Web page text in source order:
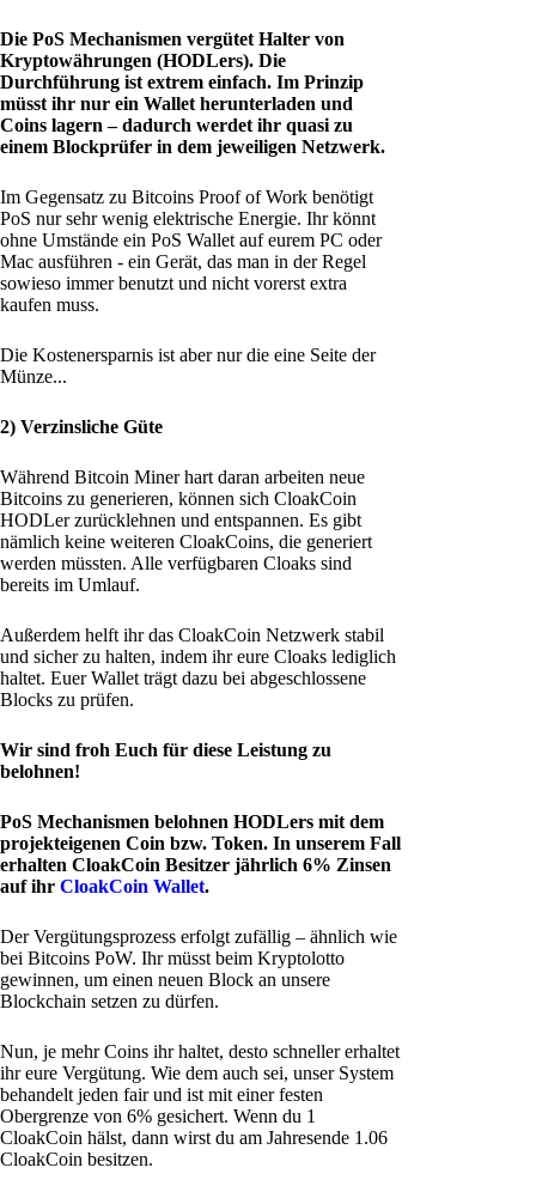
Die PoS Mechanismen vergütet Halter von
Kryptowährungen (HODLers). Die
Durchführung ist extrem einfach. Im Prinzip
müsst ihr nur ein Wallet herunterladen und
Coins lagern – dadurch werdet ihr quasi zu
einem Blockprüfer in dem jeweiligen Netzwerk.
Im Gegensatz zu Bitcoins Proof of Work benötigt
PoS nur sehr wenig elektrische Energie. Ihr könnt
ohne Umstände ein PoS Wallet auf eurem PC oder
Mac ausführen - ein Gerät, das man in der Regel
sowieso immer benutzt und nicht vorerst extra
kaufen muss.
Die Kostenersparnis ist aber nur die eine Seite der
Münze...
2) Verzinsliche Güte
Während Bitcoin Miner hart daran arbeiten neue
Bitcoins zu generieren, können sich CloakCoin
HODLer zurücklehnen und entspannen. Es gibt
nämlich keine weiteren CloakCoins, die generiert
werden müssten. Alle verfügbaren Cloaks sind
bereits im Umlauf.
Außerdem helft ihr das CloakCoin Netzwerk stabil
und sicher zu halten, indem ihr eure Cloaks lediglich
haltet. Euer Wallet trägt dazu bei abgeschlossene
Blocks zu prüfen.
Wir sind froh Euch für diese Leistung zu
belohnen!
PoS Mechanismen belohnen HODLers mit dem
projekteigenen Coin bzw. Token. In unserem Fall
erhalten CloakCoin Besitzer jährlich 6% Zinsen
auf ihr CloakCoin Wallet.
Der Vergütungsprozess erfolgt zufällig – ähnlich wie
bei Bitcoins PoW. Ihr müsst beim Kryptolotto
gewinnen, um einen neuen Block an unsere
Blockchain setzen zu dürfen.
Nun, je mehr Coins ihr haltet, desto schneller erhaltet
ihr eure Vergütung. Wie dem auch sei, unser System
behandelt jeden fair und ist mit einer festen
Obergrenze von 6% gesichert. Wenn du 1
CloakCoin hälst, dann wirst du am Jahresende 1.06
CloakCoin besitzen.